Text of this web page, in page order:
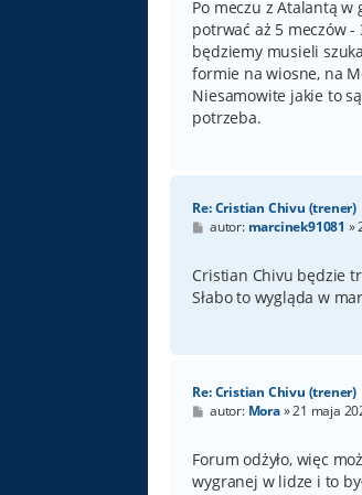
Po meczu z Atalantą w
potrwać aż 5 meczów
będziemy musieli
formie na wiosne, na
Niesamowite jakie to
potrzeba.
Re: Cristian Chivu (trener)
P
t
autor: marcinek91081 »
Cristian Chivu będzie
Słabo to wygląda w
Re: Cristian Chivu (trener)
P
t
autor: Mora»21 maja
Forum odżyło, więc
wygranej w lidze i to